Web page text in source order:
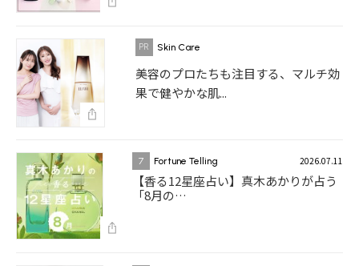
Skin Care
美容のプロたちも注目する、マルチ効
果で健やかな肌...
7 Fortune Telling 2026.07.11
【香る12星座占い】真木あかりが占う
「8月の…